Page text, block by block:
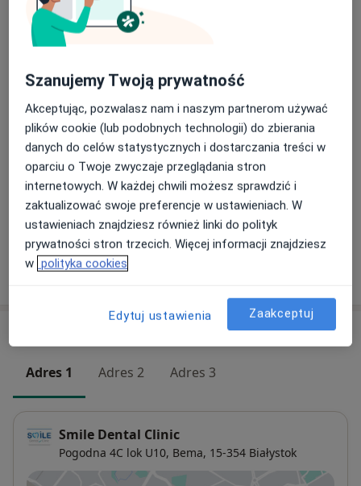
Wypełnienie kompozytowe
Od 200 zł Szczegóły
Wypełnienie estetyczne
Szczegóły
Wypełnienie dwóch zębów
sąsiednich w jednym znieczuleniu
Szczegóły
Umów wizytę
+ 23 usługi
W jaki sposób ustalane są ceny?
Adres 1 Adres 2 Adres 3
Smile Dental Clinic
Pogodna 4C lok U10, Bema, 15-354 Białystok
Szanujemy Twoją prywatność
Akceptując, pozwalasz nam i naszym partnerom używać
plików cookie (lub podobnych technologii) do zbierania
danych do celów statystycznych i dostarczania treści w
oparciu o Twoje zwyczaje przeglądania stron
internetowych. W każdej chwili możesz sprawdzić i
zaktualizować swoje preferencje w ustawieniach. W
ustawieniach znajdziesz również linki do polityk
prywatności stron trzecich. Więcej informacji znajdziesz
w polityka cookies
Edytuj ustawienia Zaakceptuj